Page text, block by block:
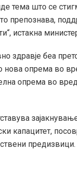
тема што се
препознава,
истакна
здравје беа
нова опрема во
опрема во
капацитет,
предизвици.